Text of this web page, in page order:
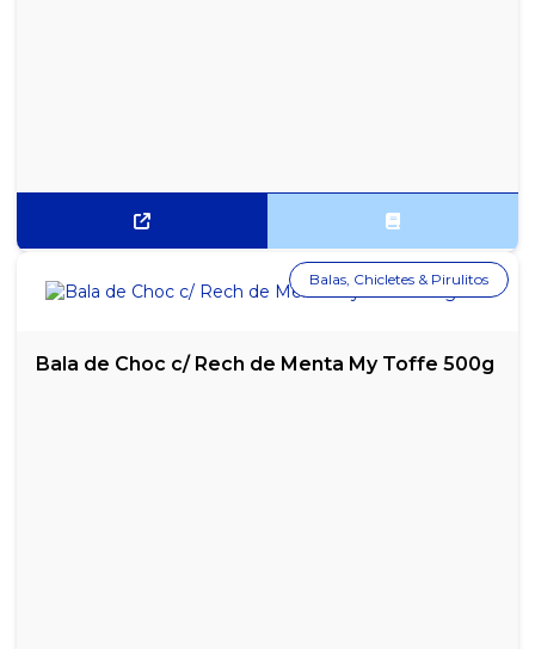
Bala de Choc c/ Rech de Menta My Toffe 500g
Balas, Chicletes & Pirulitos